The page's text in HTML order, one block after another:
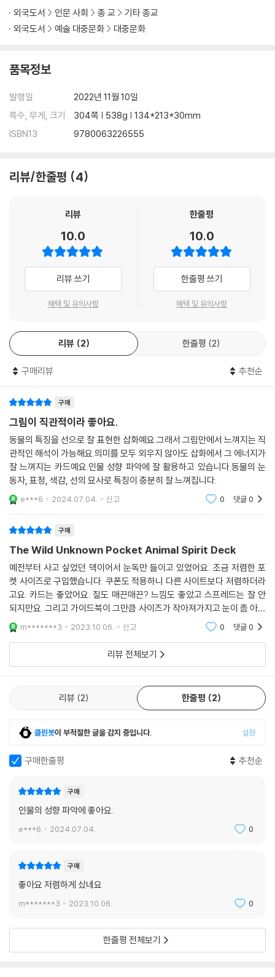
외국도서 인문 사회 종 교
기타 종교
외국도서
예술 대중문화 대중문화
품목정보
발행일
2022년 11월 10일
쪽수, 무게, 크기
304쪽 | 538g | 134*213*30mm
ISBN13
9780063226555
리뷰/한줄평 4
리뷰
10.0
리뷰 쓰기
혜택 및 유의사항
한줄평
10.0
한줄평 쓰기
혜택 및 유의사항
리뷰 2 한줄평 2
구매리뷰 추천순
구매
그림이 직관적이라 좋아요.
동물의 특징을 선으로 잘 표현한 삽화예요.그래서 그림만에서 느껴지는 직
관적인 해석이 가능해요.의미를 모두 외우지 않아도 삽화에서 그 에너지가
잘 느껴지는 카드예요.인물 성향 파악에 잘 활용하고 있습니다.동물의 눈
동자, 표정, 색감, 선의 묘사로 특징이 충분히 잘 느껴집니다.
e***6 2024.07.04. 신고 0 댓글0
구매
The Wild Unknown Pocket Animal Spirit Deck
예전부터 사고 싶었던 덱이어서 눈독만 들이고 있었어요. 조금 저렴한 포
켓 사이즈로 구입했습니다. 쿠폰도 적용하니 다른 사이트보다 저렴하더라
고요. 카드는 좋았어요. 질도 매끈매끈? 느낌도 좋았고 스프레드는 잘 안
되지만요. 그리고 가이드북이 그만큼 사이즈가 작아져가지고 눈이 좀 아프
네요ㅋㅋㅋ 그래도 손에 들어오니 만족하고 볼 때마다 예뻐서 좋아요.
m*******3 2023.10.06. 신고 0 댓글0
리뷰 전체보기
리뷰 2 한줄평 2
클린봇이 부적절한 글을 감지 중입니다. 설정
구매한줄평 추천순
구매
인물의 성향 파악에 좋아요.
e***6 2024.07.04. 0
구매
좋아요 저렴하게 샀네요
m*******3 2023.10.06. 0
한줄평 전체보기